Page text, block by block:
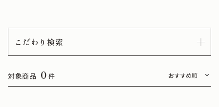
こだわり検索
対象商品 0 件